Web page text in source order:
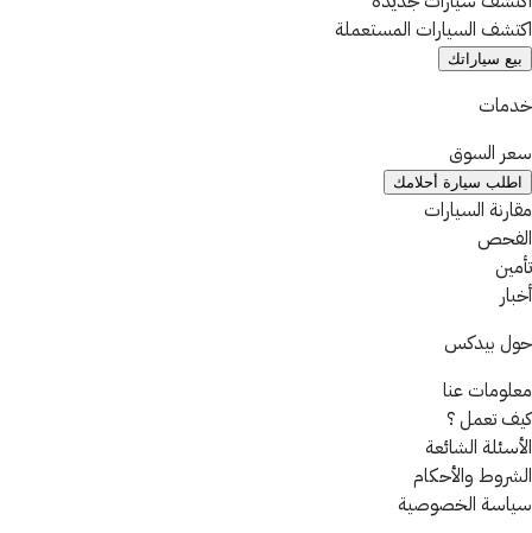
اكتشف السيارات المستعملة
بيع سياراتك
خدمات
سعر السوق
اطلب سيارة أحلامك
مقارنة السيارات
الفحص
تأمين
أخبار
حول بيدكس
معلومات عنا
كيف تعمل ؟
الأسئلة الشائعة
الشروط والأحكام
سياسة الخصوصية